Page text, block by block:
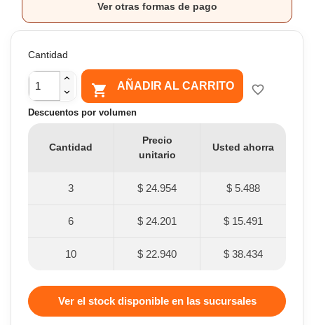
Ver otras formas de pago
Cantidad
 AÑADIR AL CARRITO favorite_border
Descuentos por volumen
Cantidad
Precio
unitario
Usted ahorra
3 $ 24.954 $ 5.488
6 $ 24.201 $ 15.491
10 $ 22.940 $ 38.434
Ver el stock disponible en las sucursales